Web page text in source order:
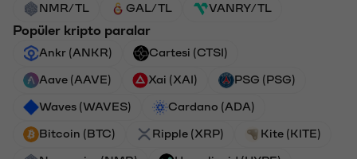
NMR/TL GAL/TL VANRY/TL
Popüler kripto paralar
Ankr (ANKR) Cartesi (CTSI)
Aave (AAVE) Xai (XAI) PSG (PSG)
Waves (WAVES) Cardano (ADA)
Bitcoin (BTC) Ripple (XRP) Kite (KITE)